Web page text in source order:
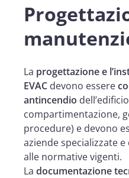
La progettazione e
EVAC devono essere
antincendio
compartimentazione,
procedure) e devono
aziende specializzate
alle normative vigenti.
La documentazione